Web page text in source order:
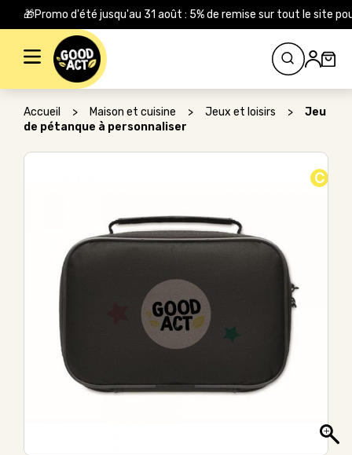
🎁Promo d'été jusqu'au 31 août : 5% de remise sur tout le site
Rechercher :
Accueil > Maison et cuisine > Jeux et loisirs >
Jeu
de pétanque à personnaliser
C